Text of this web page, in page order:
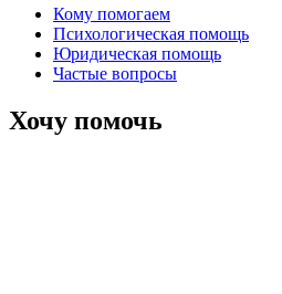
Кому помогаем
Психологическая помощь
Юридическая помощь
Частые вопросы
Хочу помочь